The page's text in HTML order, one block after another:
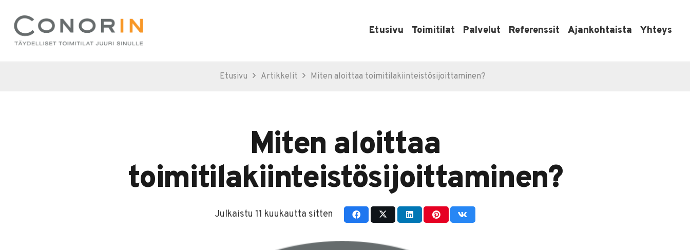
Etusivu Toimitilat Palvelut Referenssit Ajankohtaista Yhteys
Etusivu Artikkelit Miten aloittaa toimitilakiinteistösijoittaminen?
Miten aloittaa
toimitilakiinteistösijoittaminen?
Julkaistu 11 kuukautta sitten